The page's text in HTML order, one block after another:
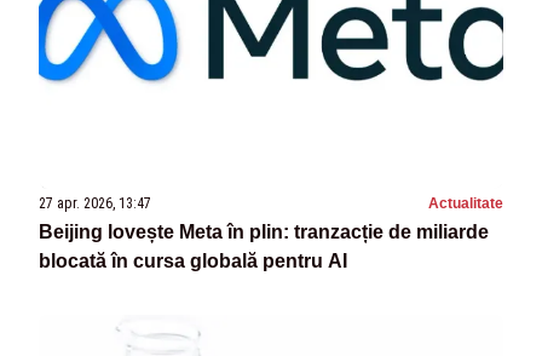
27 apr. 2026, 13:47 Actualitate
Beijing lovește Meta în plin: tranzacție de miliarde
blocată în cursa globală pentru AI